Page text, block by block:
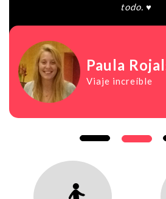
todo. ♥️
Paula
Viaje increíble